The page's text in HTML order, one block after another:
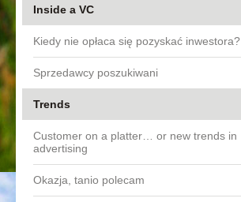
Inside a VC
Kiedy nie opłaca się pozyskać inwestora?
Sprzedawcy poszukiwani
Trends
Customer on a platter… or new trends in
advertising
Okazja, tanio polecam